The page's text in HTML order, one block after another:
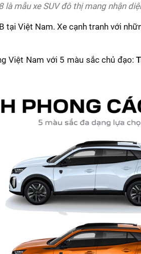
là mẫu xe SUV đô thị mang nhận
tại Việt Nam. Xe cạnh tranh với
Việt Nam với 5 màu sắc chủ đạo: